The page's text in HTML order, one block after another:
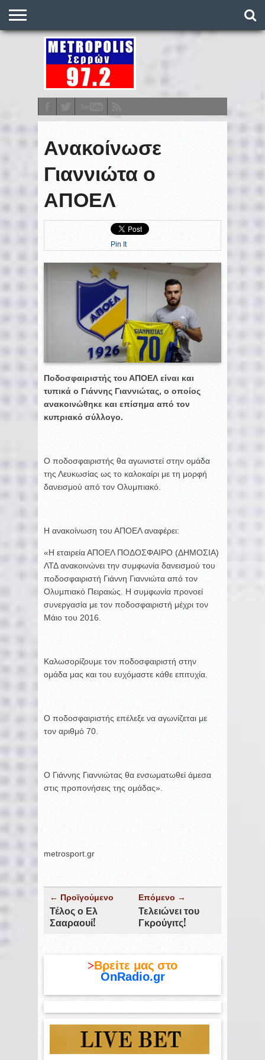
ΣΤΑΘΜΌΣ
METRONEWS
ΠΟΔΌΣΦΑΙΡΟ
ΒΑΘΜΟΛΟΓΊΕΣ
ΠΡΟΓΡΆΜΜΑΤΑ
ΣΤΟΊΧΗΜΑ
ΕΠΙΚΟΙΝΩΝΊΑ
Ανακοίνωσε
Γιαννιώτα ο
ΑΠΟΕΛ
Pin It
Ποδοσφαιριστής του ΑΠΟΕΛ είναι και
τυπικά ο Γιάννης Γιαννιώτας, ο οποίος
ανακοινώθηκε και επίσημα από τον
κυπριακό σύλλογο.
Ο ποδοσφαιριστής θα αγωνιστεί στην ομάδα
της Λευκωσίας ως το καλοκαίρι με τη μορφή
δανεισμού από τον Ολυμπιακό.
Η ανακοίνωση του ΑΠΟΕΛ αναφέρει:
«Η εταιρεία ΑΠΟΕΛ ΠΟΔΟΣΦΑΙΡΟ (ΔΗΜΟΣΙΑ)
ΛΤΔ ανακοινώνει την συμφωνία δανεισμού του
ποδοσφαιριστή Γιάννη Γιαννιώτα από τον
Ολυμπιακό Πειραιώς. Η συμφωνία προνοεί
συνεργασία με τον ποδοσφαιριστή μέχρι τον
Μάιο του 2016.
Καλωσορίζουμε τον ποδοσφαιριστή στην
ομάδα μας και του ευχόμαστε κάθε επιτυχία.
Ο ποδοσφαιριστής επέλεξε να αγωνίζεται με
τον αριθμό 70.
Ο Γιάννης Γιαννιώτας θα ενσωματωθεί άμεσα
στις προπονήσεις της ομάδας».
metrosport.gr
← Προϊγούμενο
Τέλος ο Ελ
Σααραουί!
Επόμενο →
Τελειώνει του
Γκρούγιτς!
>Βρείτε μας στο
OnRadio.gr